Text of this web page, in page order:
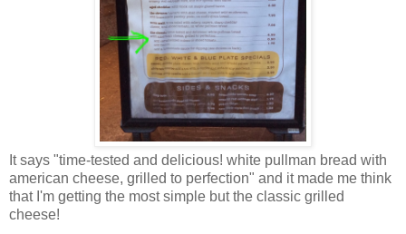
It says "time-tested and delicious! white pullman bread with
american cheese, grilled to perfection" and it made me think
that I'm getting the most simple but the classic grilled
cheese!